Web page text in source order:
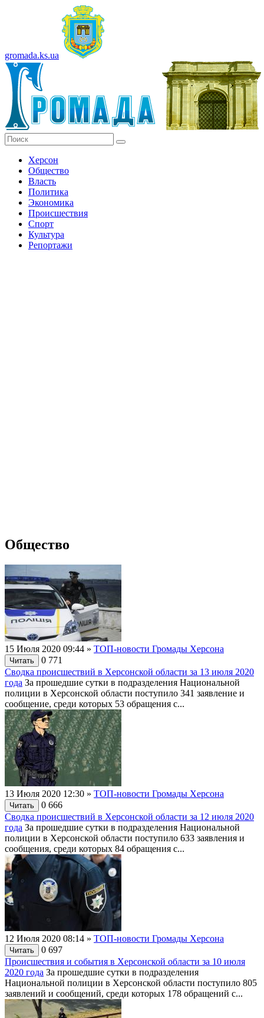
gromada.ks.ua
Херсон
Общество
Власть
Политика
Экономика
Происшествия
Спорт
Культура
Репортажи
Общество
15 Июля 2020 09:44 » ТОП-новости Громады Херсона
Читать 0 771
Сводка происшествий в Херсонской области за 13 июля 2020
года За прошедшие сутки в подразделения Национальной
полиции в Херсонской области поступило 341 заявление и
сообщение, среди которых 53 обращения с...
13 Июля 2020 12:30 » ТОП-новости Громады Херсона
Читать 0 666
Сводка происшествий в Херсонской области за 12 июля 2020
года За прошедшие сутки в подразделения Национальной
полиции в Херсонской области поступило 633 заявления и
сообщения, среди которых 84 обращения с...
12 Июля 2020 08:14 » ТОП-новости Громады Херсона
Читать 0 697
Происшествия и события в Херсонской области за 10 июля
2020 года За прошедшие сутки в подразделения
Национальной полиции в Херсонской области поступило 805
заявлений и сообщений, среди которых 178 обращений с...